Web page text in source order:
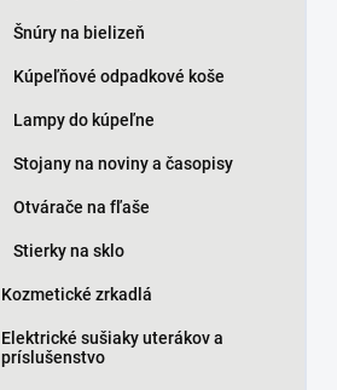
Šnúry na bielizeň
Kúpeľňové odpadkové koše
Lampy do kúpeľne
Stojany na noviny a časopisy
Otvárače na fľaše
Stierky na sklo
Kozmetické zrkadlá
Elektrické sušiaky uterákov a
príslušenstvo